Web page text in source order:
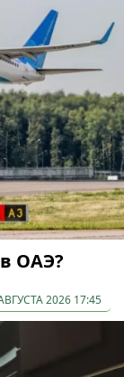
ОАЭ?
2026 17:45